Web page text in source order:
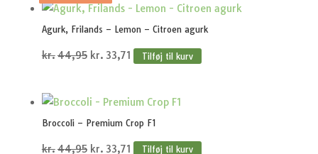
Agurk, Frilands – Lemon – Citroen agurk
kr.44,95 Den
var:
kr.44,95.
kr. 33,71Den
er:
kr.33,71.
Tilføj til kurv
Broccoli – Premium Crop F1
kr.44,95 Den
kr. 33,71DenTilføj til kurv